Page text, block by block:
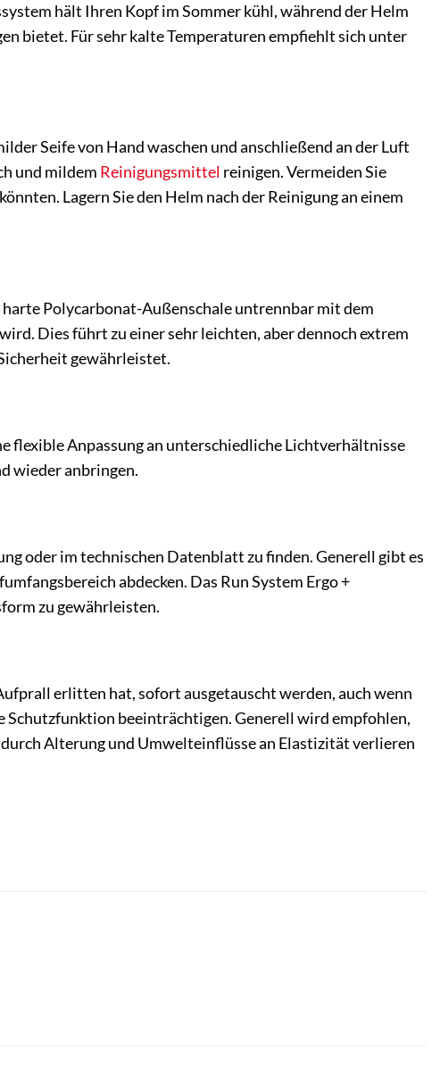
hält Ihren Kopf im Sommer kühl, während der Helm
bietet. Für sehr kalte Temperaturen empfiehlt sich unter
Seife von Hand waschen und anschließend an der Luft
und mildem Reinigungsmittel reinigen. Vermeiden Sie
Lagern Sie den Helm nach der Reinigung an einem
Polycarbonat-Außenschale untrennbar mit dem
Dies führt zu einer sehr leichten, aber dennoch extrem
gewährleistet.
flexible Anpassung an unterschiedliche Lichtverhältnisse
wieder anbringen.
oder im technischen Datenblatt zu finden. Generell gibt es
abdecken. Das Run System Ergo +
zu gewährleisten.
erlitten hat, sofort ausgetauscht werden, auch wenn
Schutzfunktion beeinträchtigen. Generell wird empfohlen,
Alterung und Umwelteinflüsse an Elastizität verlieren